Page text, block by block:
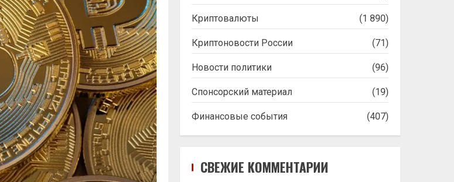
Криптовалюты (1 890)
Криптоновости России (71)
Новости политики (96)
Спонсорский материал (19)
Финансовые события (407)
СВЕЖИЕ КОММЕНТАРИИ